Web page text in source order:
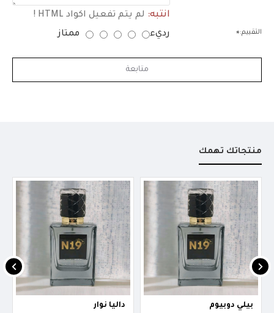
انتبه: لم يتم تفعيل اكواد HTML !
التقييم: رديء ممتاز
متابعة
منتجاتك تهمك
بيلي دوبيوم داليا نوار